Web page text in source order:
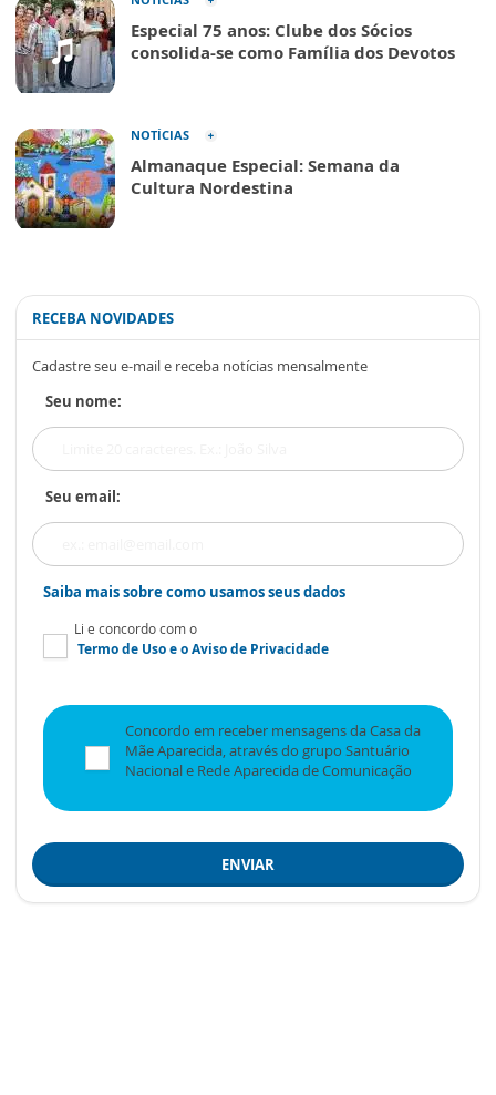
Especial 75 anos: Clube dos Sócios
consolida-se como Família dos Devotos
NOTÍCIAS
Almanaque Especial: Semana da
Cultura Nordestina
RECEBA NOVIDADES
Cadastre seu e-mail e receba notícias mensalmente
Seu nome:
Seu email:
Saiba mais sobre como usamos seus dados
Li e concordo com o
Termo de Usoe oAviso de Privacidade
Concordo em receber mensagens da Casa da
Mãe Aparecida, através do grupo Santuário
Nacional e Rede Aparecida de Comunicação
ENVIAR